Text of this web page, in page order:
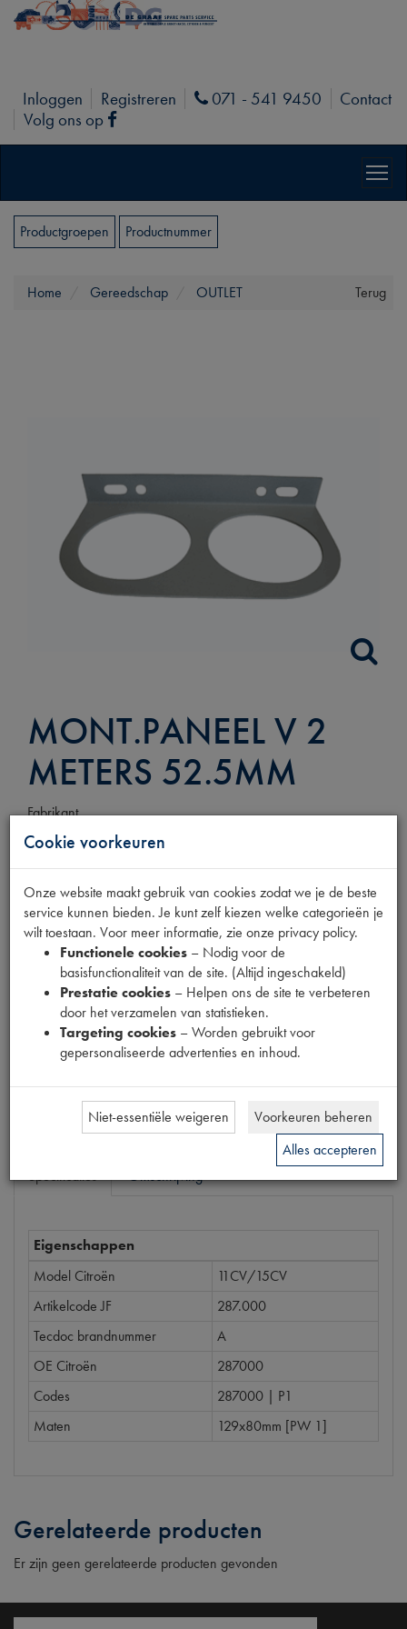
Inloggen Registreren Phone
071 - 541 9450
Contact
Volg ons op
Facebook
Productgroepen Productnummer
Terug
Home Gereedschap OUTLET
MONT.PANEEL V 2
METERS 52.5MM
Fabrikant
OUTLET
EAN code
5412096007262
Normale prijs
41 (€ 6,95 excl. btw)
Uw prijs
5,05 (€4,17excl. btw)
Specificaties Omschrijving
Eigenschappen
Model Citroën
11CV/15CV
Artikelcode JF
287.000
Tecdoc brandnummer
A
OE Citroën
287000
Codes
287000 | P1
Maten
129x80mm [PW 1]
Gerelateerde producten
Er zijn geen gerelateerde producten gevonden
Cookie voorkeuren
Onze website maakt gebruik van cookies zodat we je de beste
service kunnen bieden. Je kunt zelf kiezen welke categorieën je
wilt toestaan. Voor meer informatie, zie onze privacy policy.
Functionele cookies – Nodig voor de
basisfunctionaliteit van de site. (Altijd ingeschakeld)
Prestatie cookies – Helpen ons de site te verbeteren
door het verzamelen van statistieken.
Targeting cookies – Worden gebruikt voor
gepersonaliseerde advertenties en inhoud.
Niet-essentiële weigeren
Voorkeuren beheren
Alles accepteren